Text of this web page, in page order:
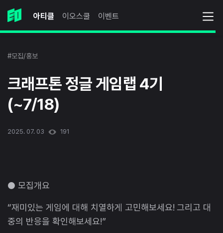
아티클 이오스쿨 이벤트
#모집/홍보
크래프톤 정글 게임랩 4기
(~7/18)
2025. 07. 03 191
● 모집개요
“재미있는 게임에 대해 치열하게 고민해보세요! 그리고 대
중의 반응을 확인해보세요!”